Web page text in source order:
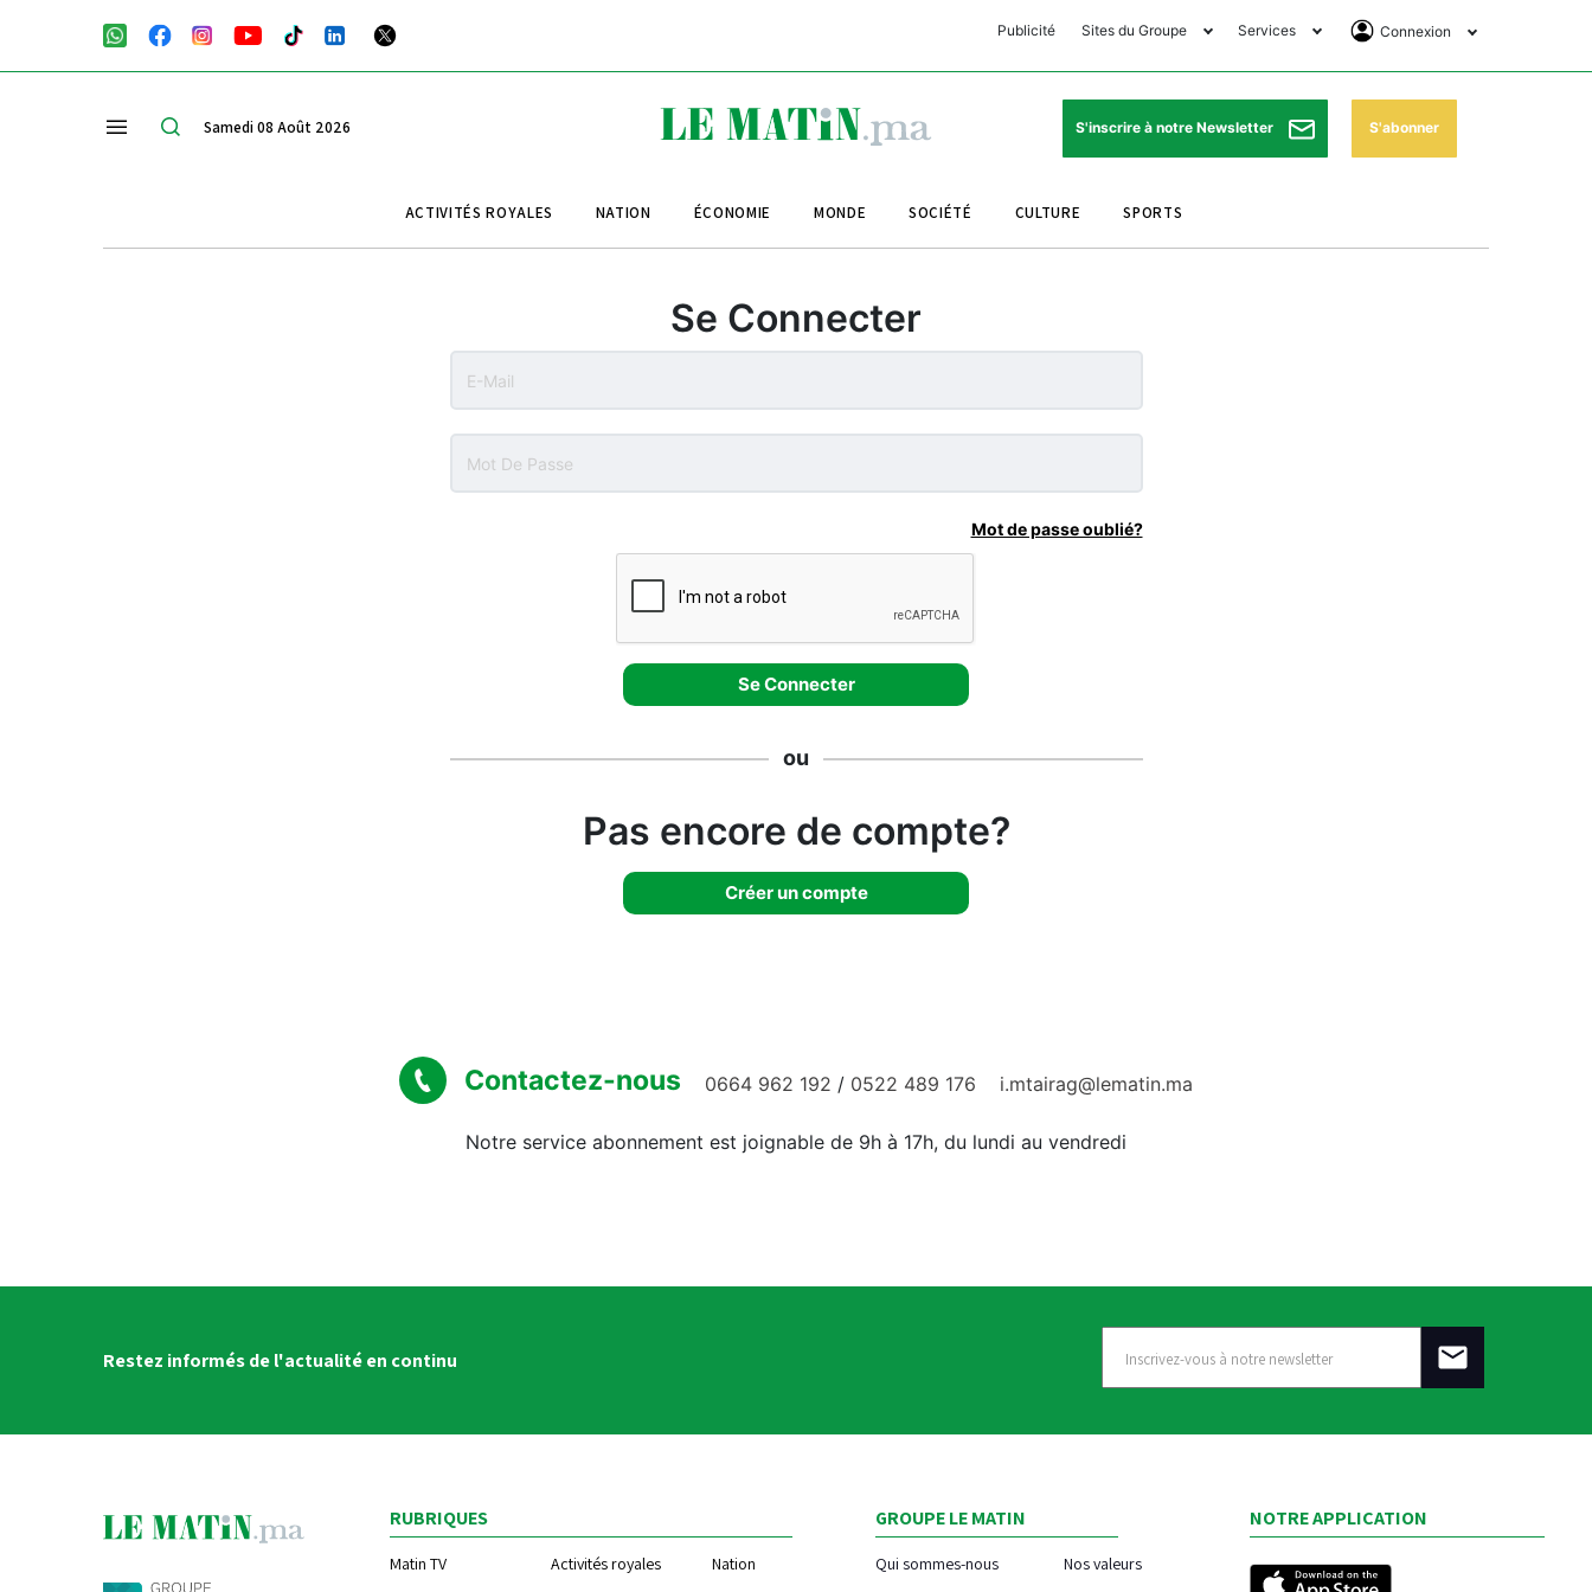
Publicité Sites du Groupe
Club Avantages
Le Matin Sports
Le Matin Store
Services
Horaires de prières
Pharmacies de garde
Programme TV
Connexion
Se Connecter
Abonnement
Samedi 08 Août 2026 S'inscrire à notre Newsletter S'abonner
ACTIVITÉS ROYALES NATION ÉCONOMIE MONDE SOCIÉTÉ CULTURE SPORTS
Se Connecter
Mot de passe oublié?
ou
Pas encore de compte?
Créer un compte
Contactez-nous 0664 962 192 / 0522 489 176 i.mtairag@lematin.ma
Notre service abonnement est joignable de 9h à 17h, du lundi au vendredi
Restez informés de l'actualité en continu
RUBRIQUES
Matin TV Activités royales
Nation
GROUPE LE MATIN
Qui sommes-nous Nos valeurs
NOTRE APPLICATION